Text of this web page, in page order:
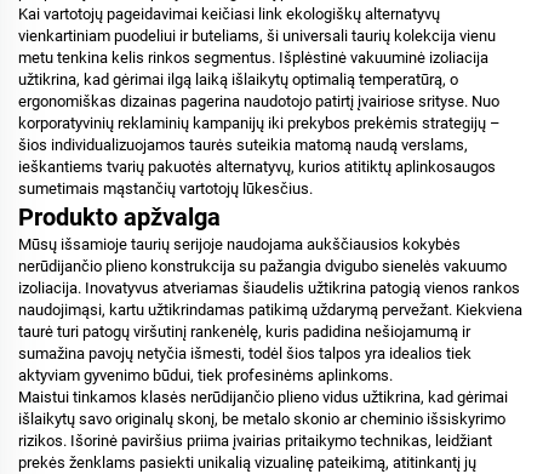
Kai vartotojų pageidavimai keičiasi link ekologiškų alternatyvų
vienkartiniam puodeliui ir buteliams, ši universali taurių kolekcija vienu
metu tenkina kelis rinkos segmentus. Išplėstinė vakuuminė izoliacija
užtikrina, kad gėrimai ilgą laiką išlaikytų optimalią temperatūrą, o
ergonomiškas dizainas pagerina naudotojo patirtį įvairiose srityse. Nuo
korporatyvinių reklaminių kampanijų iki prekybos prekėmis strategijų –
šios individualizuojamos taurės suteikia matomą naudą verslams,
ieškantiems tvarių pakuotės alternatyvų, kurios atitiktų aplinkosaugos
sumetimais mąstančių vartotojų lūkesčius.
Produkto apžvalga
Mūsų išsamioje taurių serijoje naudojama aukščiausios kokybės
nerūdijančio plieno konstrukcija su pažangia dvigubo sienelės vakuumo
izoliacija. Inovatyvus atveriamas šiaudelis užtikrina patogią vienos rankos
naudojimąsi, kartu užtikrindamas patikimą uždarymą pervežant. Kiekviena
taurė turi patogų viršutinį rankenėlę, kuris padidina nešiojamumą ir
sumažina pavojų netyčia išmesti, todėl šios talpos yra idealios tiek
aktyviam gyvenimo būdui, tiek profesinėms aplinkoms.
Maistui tinkamos klasės nerūdijančio plieno vidus užtikrina, kad gėrimai
išlaikytų savo originalų skonį, be metalo skonio ar cheminio išsiskyrimo
rizikos. Išorinė paviršius priima įvairias pritaikymo technikas, leidžiant
prekės ženklams pasiekti unikalią vizualinę pateikimą, atitinkantį jų